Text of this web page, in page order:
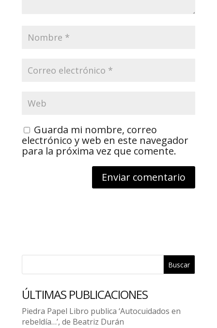
Guarda mi nombre, correo
electrónico y web en este navegador
para la próxima vez que comente.
Buscar
ÚLTIMAS PUBLICACIONES
Piedra Papel Libro publica ‘Autocuidados en
rebeldía…’, de Beatriz Durán